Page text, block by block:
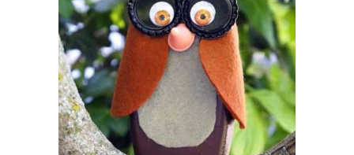
бутылок
Цвета из пластиковых
бутылок